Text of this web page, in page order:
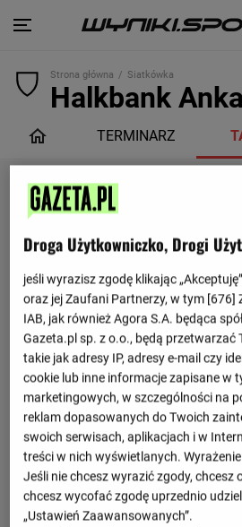
Strona główna Siatkówka
Halkbank
TERMINARZ
Droga Użytkowniczko, Drogi
jeśli wyrazisz zgodę klikając
oraz jej Zaufani Partnerzy, w tym [676]
IAB, jak również Agora S.A. będąca
Gazeta.pl sp. z o.o., będą przetwarzać
takie jak adresy IP, adresy e-mail czy
cookie lub inne informacje zapisane w
marketingowych, w szczególności na
reklam dopasowanych do Twoich
swoich serwisach, aplikacjach i w
treści w nich wyświetlanych.
Jeśli nie chcesz wyrazić zgody, chcesz
chcesz wycofać zgodę uprzednio
„Ustawień Zaawansowanych”.